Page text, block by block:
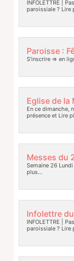
INFOLETTRE |
paroissiale ? Lire
Paroisse :
S’inscrire => en
Eglise de la
En ce dimanche,
présence etLire
Messes du
Semaine 26
plus…
Infolettre
INFOLETTRE |
paroissiale ? Lire